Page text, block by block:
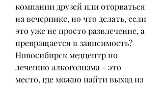
компании друзей или оторваться
на вечеринке, но что делать, если
это уже не просто развлечение, а
превращается в зависимость?
Новосибирск медцентр по
лечению алкоголизма - это
место, где можно найти выход из